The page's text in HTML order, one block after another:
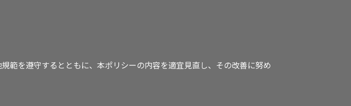
範を遵守するとともに、本ポリシーの内容を適宜見直し、その改善に努め